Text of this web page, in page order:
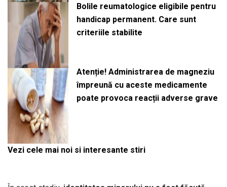
Bolile reumatologice eligibile pentru
handicap permanent. Care sunt
criteriile stabilite
Atenție! Administrarea de magneziu
împreună cu aceste medicamente
poate provoca reacții adverse grave
Vezi cele mai noi si interesante stiri